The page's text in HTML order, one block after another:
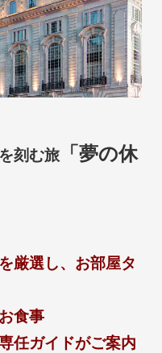
オーロラ
名画鑑賞
旅
ング
）・講師同行
刻む旅
「夢の休
厳選し、お部屋タ
食事
任ガイドがご案内